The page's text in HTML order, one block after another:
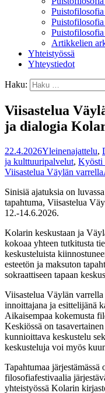
Artikkelien
Yhteistyössä
Yhteystiedot
Haku:
Viisastelua
ja dialogia
22.4.2026Yleinenajattelu,
ja kulttuuripalvelut, Kyösti
Viisastelua Väylän varrella
Sinisiä ajatuksia on
tapahtuma, Viisastelua
12.-14.6.2026.
Kolarin keskustaan ja
kokoaa yhteen tutkitusta
keskusteluista
esteetön ja maksuton
sokraattiseen tapaan
Viisastelua Väylän
innoittajana ja esittelijänä
Aikaisempaa kokemusta
Keskiössä on
kunnioittava keskustelu
keskusteluja voi myös
Tapahtumaa järjestämässä
filosofiafestivaalia
yhteistyössä Kolarin